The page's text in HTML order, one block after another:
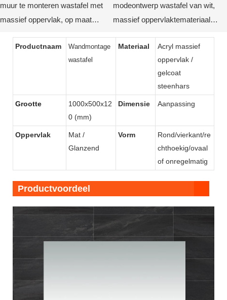
muur te monteren wastafel met
massief oppervlak, op maat
met gebogen achterkant van
modeontwerp wastafel van wit,
massief oppervlaktemateriaal,
Productnaam
Wandmontage
wastafel
Materiaal
Acryl massief
oppervlak /
gelcoat
steenhars
Grootte
1000x500x12
0 (mm)
Dimensie Aanpassing
Oppervlak
Mat /
Glanzend
Vorm
Rond/vierkant/re
chthoekig/ovaal
of onregelmatig
Productvoordeel